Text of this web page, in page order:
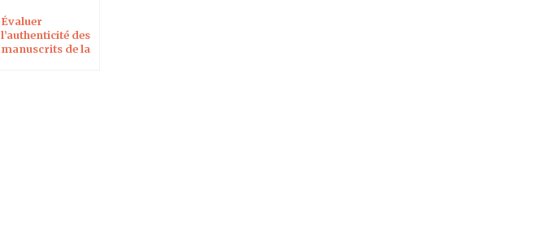
Évaluer
l’authenticité des
manuscrits de la